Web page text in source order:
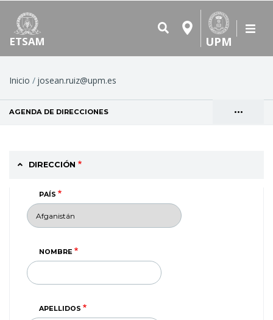
ETSAM UPM
Ruta
de
navegación
Inicio josean.ruiz@upm.es
•••
AGENDA DE DIRECCIONES
DIRECCIÓN
PAÍS
NOMBRE
APELLIDOS